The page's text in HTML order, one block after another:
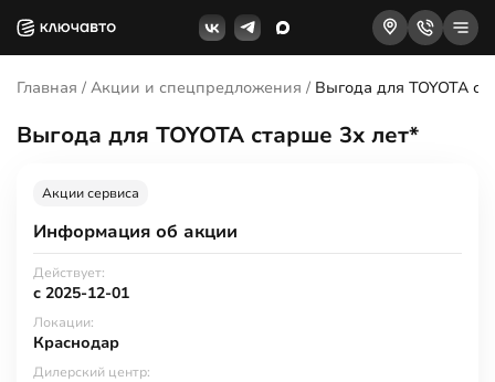
Главная / Акции и спецпредложения / Выгода для TOYOTA
Выгода для TOYOTA старше 3х лет*
Акции сервиса
Информация об акции
Действует:
c 2025-12-01
Локации:
Краснодар
Дилерский центр: